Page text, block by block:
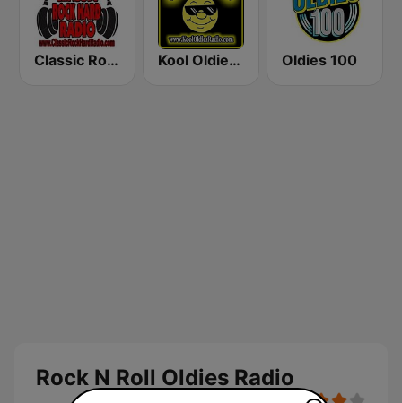
Classic Rock Hard Radio Kool Oldies Radio Oldies 100
Rock N Roll Oldies Radio